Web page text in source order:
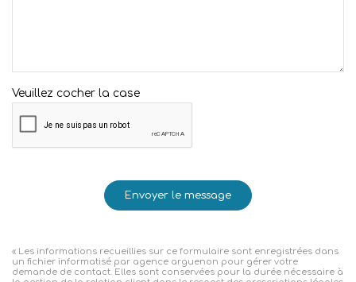
Veuillez cocher la case
Envoyer le message
« Les informations recueillies sur ce formulaire sont enregistrées dans
un fichier informatisé par agence arguenon pour gérer votre
demande de contact. Elles sont conservées pour la durée nécessaire à